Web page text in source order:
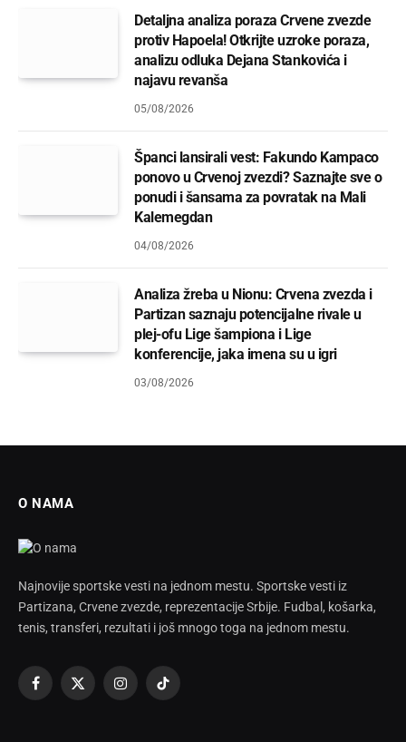
Detaljna analiza poraza Crvene zvezde
protiv Hapoela! Otkrijte uzroke poraza,
analizu odluka Dejana Stankovića i
najavu revanša
05/08/2026
Španci lansirali vest: Fakundo Kampaco
ponovo u Crvenoj zvezdi? Saznajte sve o
ponudi i šansama za povratak na Mali
Kalemegdan
04/08/2026
Analiza žreba u Nionu: Crvena zvezda i
Partizan saznaju potencijalne rivale u
plej-ofu Lige šampiona i Lige
konferencije, jaka imena su u igri
03/08/2026
O NAMA
Najnovije sportske vesti na jednom mestu. Sportske vesti iz
Partizana, Crvene zvezde, reprezentacije Srbije. Fudbal, košarka,
tenis, transferi, rezultati i još mnogo toga na jednom mestu.
Facebook
X
InstagramTikTok